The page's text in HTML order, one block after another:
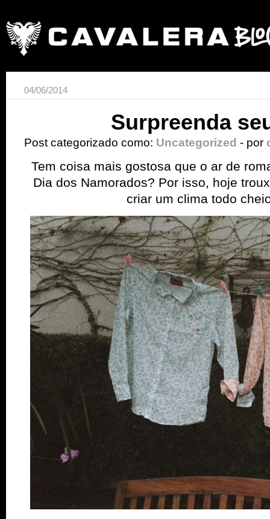
04/06/2014
Surpreenda
Post categorizado como: Uncategorized - por
Tem coisa mais gostosa que o ar de
Dia dos Namorados? Por isso, hoje
criar um clima todo